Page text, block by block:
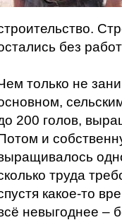
без
только не
200 голов,
и
труда
какое-то
невыгоднее –